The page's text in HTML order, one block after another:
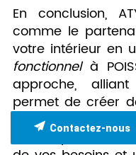
En conclusion,
comme le
votre intérieur en
fonctionnelà
approche,
permet de créer
répondent
contemporain.
Contactez-nous